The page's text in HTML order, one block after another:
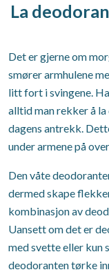
La
Det er gjerne om
smører armhulene
litt fort i svingene.
alltid man rekker å
dagens antrekk.
under armene på
Den våte
dermed skape
kombinasjon av
Uansett om det er
med svette eller kun
deodoranten tørke